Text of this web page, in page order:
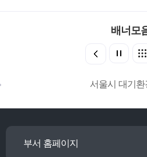
배너모
서울시 대기환
부서 홈페이지